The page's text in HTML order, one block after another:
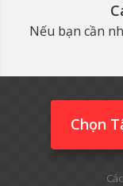
Nếu bạn cần
Chọn